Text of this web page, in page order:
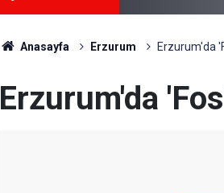
Anasayfa Erzurum Erzurum'da
Erzurum'da